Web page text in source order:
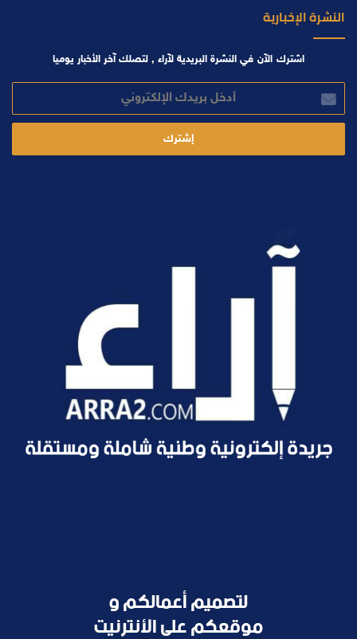
النشرة الإخبارية
اشترك الآن في النشرة البريدية لآراء , لتصلك آخر الأخبار يوميا
بريدك
الإلكتروني